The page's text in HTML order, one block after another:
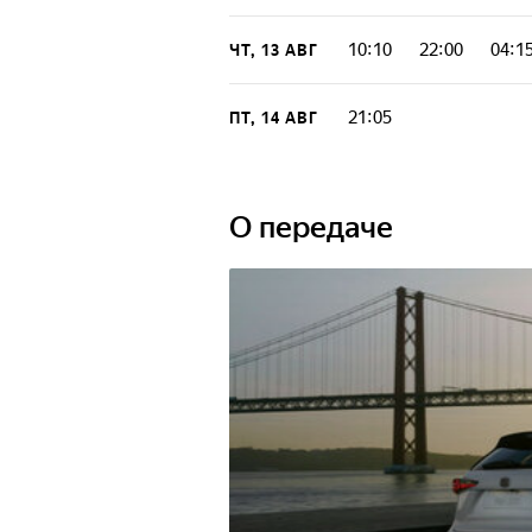
ЧТ, 13 АВГ 10:10 22:00
ПТ, 14 АВГ 21:05
О передаче